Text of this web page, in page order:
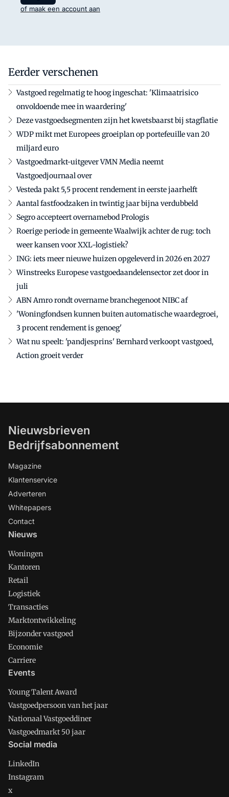
of maak een account aan
Eerder verschenen
Vastgoed regelmatig te hoog ingeschat: 'Klimaatrisico
onvoldoende mee in waardering'
Deze vastgoedsegmenten zijn het kwetsbaarst bij stagflatie
WDP mikt met Europees groeiplan op portefeuille van 20
miljard euro
Vastgoedmarkt-uitgever VMN Media neemt
Vastgoedjournaal over
Vesteda pakt 5,5 procent rendement in eerste jaarhelft
Aantal fastfoodzaken in twintig jaar bijna verdubbeld
Segro accepteert overnamebod Prologis
Roerige periode in gemeente Waalwijk achter de rug: toch
weer kansen voor XXL-logistiek?
ING: iets meer nieuwe huizen opgeleverd in 2026 en 2027
Winstreeks Europese vastgoedaandelensector zet door in
juli
ABN Amro rondt overname branchegenoot NIBC af
'Woningfondsen kunnen buiten automatische waardegroei,
3 procent rendement is genoeg'
Wat nu speelt: 'pandjesprins' Bernhard verkoopt vastgoed,
Action groeit verder
Nieuwsbrieven
Bedrijfsabonnement
Magazine
Klantenservice
Adverteren
Whitepapers
Contact
Nieuws
Woningen
Kantoren
Retail
Logistiek
Transacties
Marktontwikkeling
Bijzonder vastgoed
Economie
Carriere
Events
Young Talent Award
Vastgoedpersoon van het jaar
Nationaal Vastgoeddiner
Vastgoedmarkt 50 jaar
Social media
LinkedIn
Instagram
x